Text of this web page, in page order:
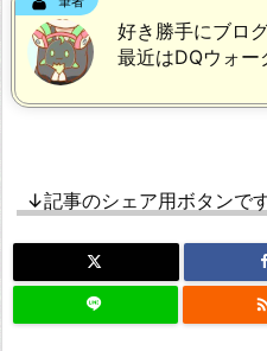
好き勝手にブロ
最近はDQウォー
↓記事のシェア用ボタンで